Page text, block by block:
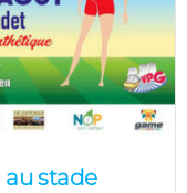
au stade